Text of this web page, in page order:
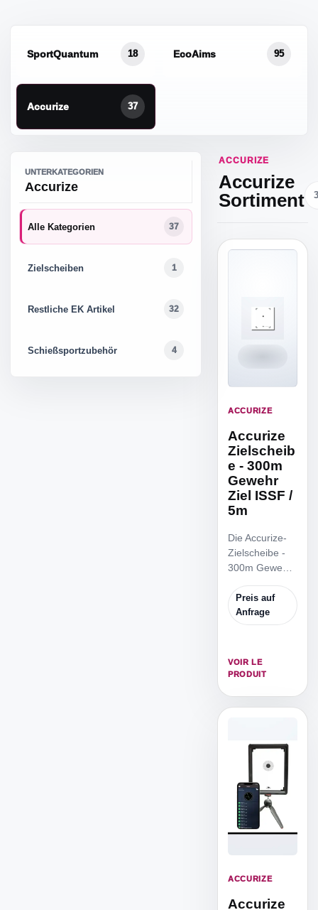
SportQuantum 18 EcoAims 95
Accurize 37
UNTERKATEGORIEN
Accurize
Alle Kategorien 37
Zielscheiben 1
Restliche EK Artikel 32
Schießsportzubehör 4
ACCURIZE
Accurize
Sortiment
ACCURIZE
Accurize
Zielscheib
e - 300m
Gewehr
Ziel ISSF /
5m
Die Accurize-
Zielscheibe -
300m Gewehr
ist die
reduzierte
ISSF
um von 5m
Distanz zu
Preis auf
Anfrage
VOIR LE
PRODUIT
ACCURIZE
Accurize